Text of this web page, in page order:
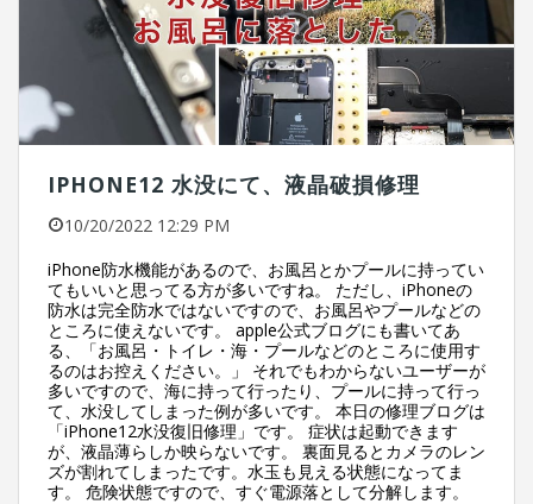
IPHONE12 水没にて、液晶破損修理
10/20/2022 12:29 PM
iPhone防水機能があるので、お風呂とかプールに持ってい
てもいいと思ってる方が多いですね。 ただし、iPhoneの
防水は完全防水ではないですので、お風呂やプールなどの
ところに使えないです。 apple公式ブログにも書いてあ
る、「お風呂・トイレ・海・プールなどのところに使用す
るのはお控えください。」 それでもわからないユーザーが
多いですので、海に持って行ったり、プールに持って行っ
て、水没してしまった例が多いです。 本日の修理ブログは
「iPhone12水没復旧修理」です。 症状は起動できます
が、液晶薄らしか映らないです。 裏面見るとカメラのレン
ズが割れてしまったです。水玉も見える状態になってま
す。 危険状態ですので、すぐ電源落として分解します。